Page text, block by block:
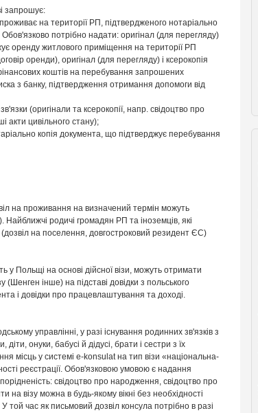
запрошує:
на території РП, підтвердженого нотаріально
потрібно надати: оригінал (для перегляду)
оренду житлового приміщення на території РП
оренди), оригінал (для перегляду) і ксерокопія
коштів на перебування запрошених
з банку, підтвердження отримання допомоги від
(оригінали та ксерокопії, напр. свідоцтво про
акти цивільного стану);
копія документа, що підтверджує перебування
на проживання на визначений термін можуть
Найближчі родичі громадян РП та іноземців, які
на поселення, довгостроковий резидент ЄС)
у Польщі на основі дійсної візи, можуть отримати
(Шенген інше) на підставі довідки з польського
і довідки про працевлаштування та доході.
управлінні, у разі існування родинних зв'язків з
онуки, бабусі й дідусі, брати і сестри з їх
місць у системі e-konsulat на тип візи «національна-
реєстрації. Обов'язковою умовою є надання
свідоцтво про народження, свідоцтво про
візу можна в будь-якому вікні без необхідності
той час як письмовий дозвіл консула потрібно в разі